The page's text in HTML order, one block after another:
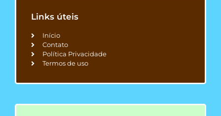
Links úteis
Início
Contato
Política Privacidade
Termos de uso